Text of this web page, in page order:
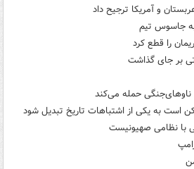
و آمریکا ترجیح داد
جاسوس تیم
را قطع کرد
است به یکی از اشتباهات تاریخ تبدیل شود
با نظامی صهیونیست